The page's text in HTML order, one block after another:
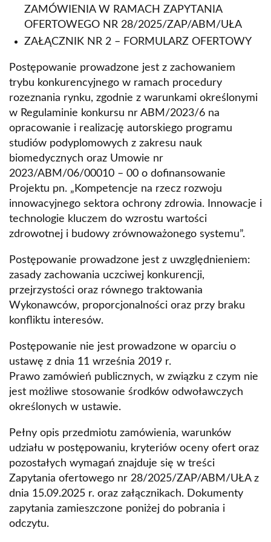
ZAMÓWIENIA W RAMACH ZAPYTANIA
OFERTOWEGO NR 28/2025/ZAP/ABM/UŁA
ZAŁĄCZNIK NR 2 – FORMULARZ OFERTOWY
Postępowanie prowadzone jest z zachowaniem
trybu konkurencyjnego w ramach procedury
rozeznania rynku, zgodnie z warunkami określonymi
w Regulaminie konkursu nr ABM/2023/6 na
opracowanie i realizację autorskiego programu
studiów podyplomowych z zakresu nauk
biomedycznych oraz Umowie nr
2023/ABM/06/00010 – 00 o dofinansowanie
Projektu pn. „Kompetencje na rzecz rozwoju
innowacyjnego sektora ochrony zdrowia. Innowacje i
technologie kluczem do wzrostu wartości
zdrowotnej i budowy zrównoważonego systemu”.
Postępowanie prowadzone jest z uwzględnieniem:
zasady zachowania uczciwej konkurencji,
przejrzystości oraz równego traktowania
Wykonawców, proporcjonalności oraz przy braku
konfliktu interesów.
Postępowanie nie jest prowadzone w oparciu o
ustawę z dnia 11 września 2019 r.
Prawo zamówień publicznych, w związku z czym nie
jest możliwe stosowanie środków odwoławczych
określonych w ustawie.
Pełny opis przedmiotu zamówienia, warunków
udziału w postępowaniu, kryteriów oceny ofert oraz
pozostałych wymagań znajduje się w treści
Zapytania ofertowego nr 28/2025/ZAP/ABM/UŁA z
dnia 15.09.2025 r. oraz załącznikach. Dokumenty
zapytania zamieszczone poniżej do pobrania i
odczytu.